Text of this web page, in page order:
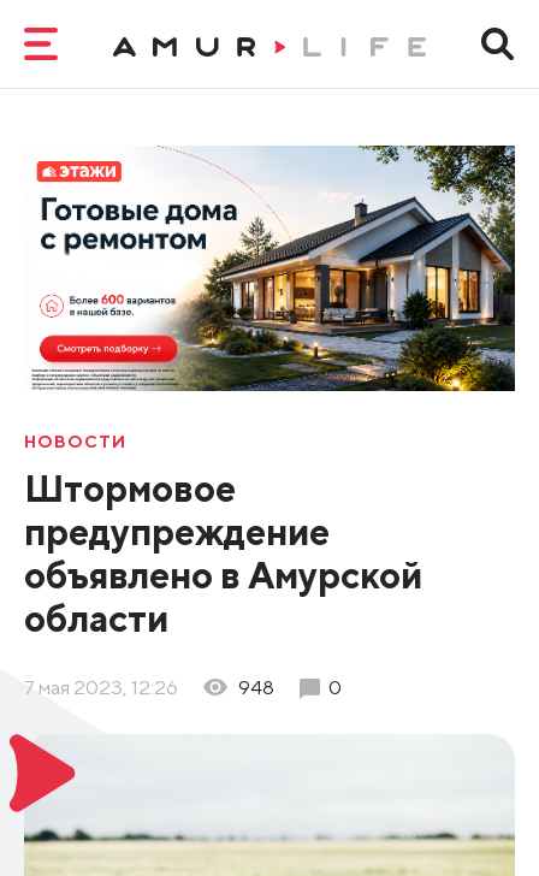
НОВОСТИ
Штормовое
предупреждение
объявлено в Амурской
области
7 мая 2023, 12:26 948 0